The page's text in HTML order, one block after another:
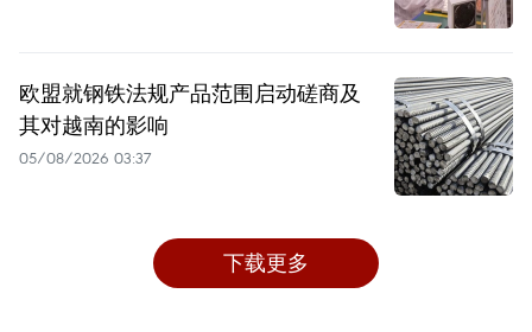
欧盟就钢铁法规产品范围启动磋商及
其对越南的影响
05/08/2026 03:37
下载更多